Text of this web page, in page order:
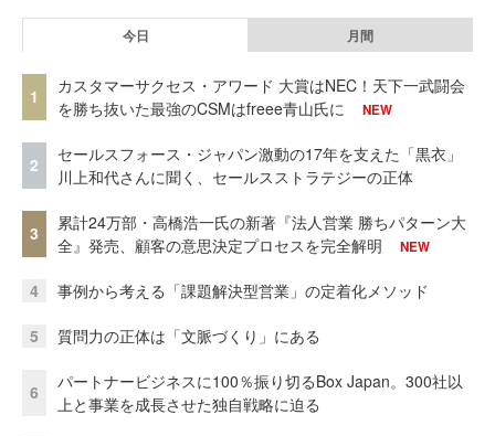
今日 月間
1
カスタマーサクセス・アワード 大賞はNEC！天下一武闘会
を勝ち抜いた最強のCSMはfreee青山氏に
NEW
2
セールスフォース・ジャパン激動の17年を支えた「黒衣」
川上和代さんに聞く、セールスストラテジーの正体
3
累計24万部・高橋浩一氏の新著『法人営業 勝ちパターン大
全』発売、顧客の意思決定プロセスを完全解明
NEW
4 事例から考える「課題解決型営業」の定着化メソッド
5 質問力の正体は「文脈づくり」にある
6
パートナービジネスに100％振り切るBox Japan。300社以
上と事業を成長させた独自戦略に迫る